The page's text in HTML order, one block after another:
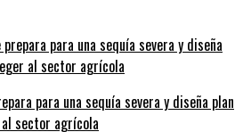
para una sequía severa y diseña plan
sector agrícola